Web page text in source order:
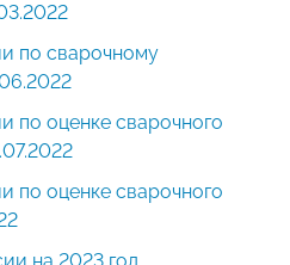
по сварочному
по оценке сварочного
по оценке сварочного